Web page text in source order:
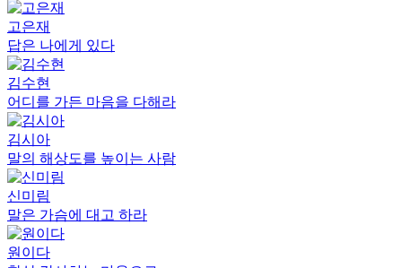
고은재
답은 나에게 있다
김수현
어디를 가든 마음을 다해라
김시아
말의 해상도를 높이는 사람
신미림
말은 가슴에 대고 하라
원이다